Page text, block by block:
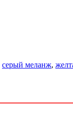
серый меланж,